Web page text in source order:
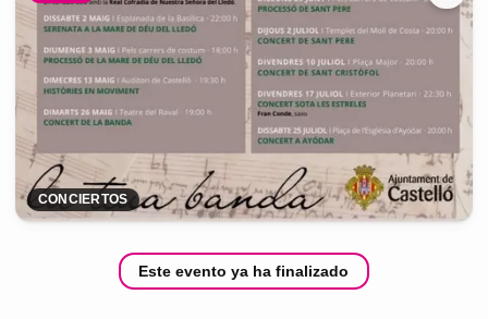
CONCIERTOS
Este evento ya ha finalizado